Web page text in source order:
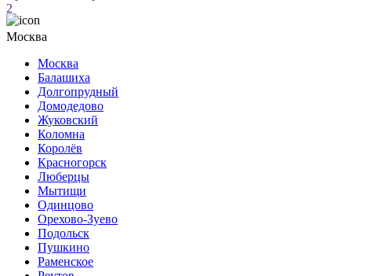
2
Москва
Москва
Балашиха
Долгопрудный
Домодедово
Жуковский
Коломна
Королёв
Красногорск
Люберцы
Мытищи
Одинцово
Орехово-Зуево
Подольск
Пушкино
Раменское